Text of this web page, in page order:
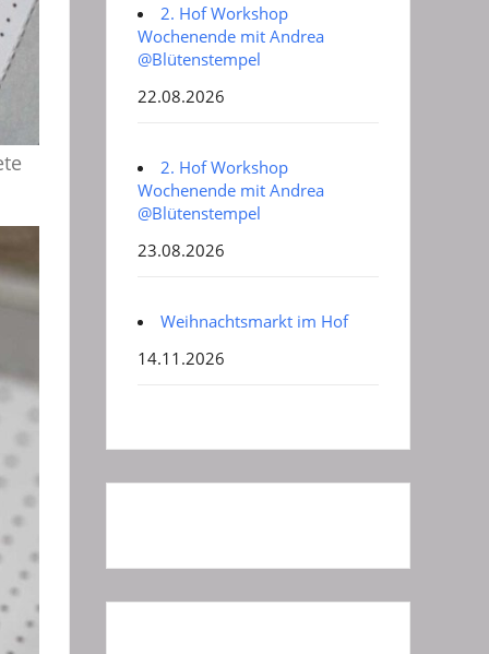
2. Hof Workshop
Wochenende mit Andrea
@Blütenstempel
22.08.2026
2. Hof Workshop
Wochenende mit Andrea
@Blütenstempel
23.08.2026
Weihnachtsmarkt im Hof
14.11.2026